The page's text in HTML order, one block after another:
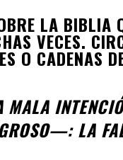
LA BIBLIA
VECES.
O CADENAS
MALA
LA